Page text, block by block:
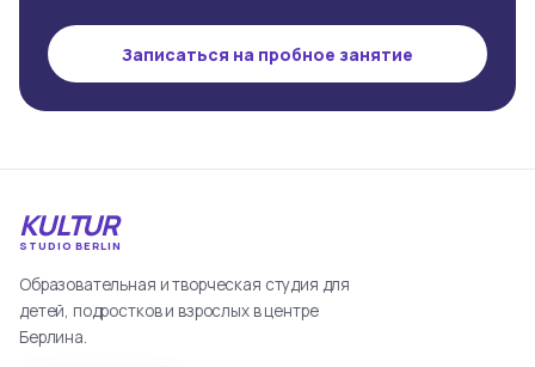
Записаться на пробное занятие
KULTUR
STUDIO BERLIN
Образовательная и творческая студия для
детей, подростков и взрослых в центре
Берлина.